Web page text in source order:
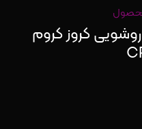
کروز کروم